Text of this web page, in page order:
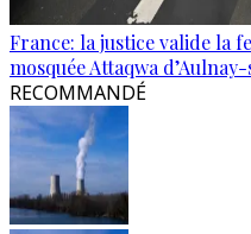
France: la justice valide la
mosquée Attaqwa
RECOMMANDÉ